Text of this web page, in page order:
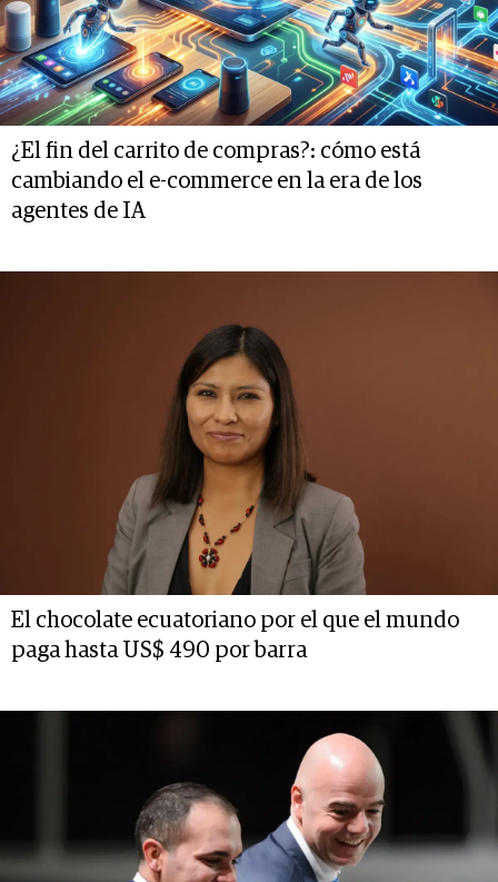
¿El fin del carrito de compras?: cómo está
cambiando el e-commerce en la era de los
agentes de IA
El chocolate ecuatoriano por el que el mundo
paga hasta US$ 490 por barra